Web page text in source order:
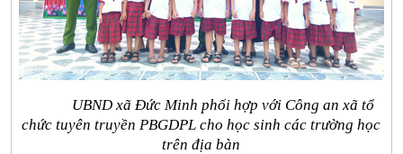
UBND xã Đức Minh phối hợp với Công an xã tổ
chức tuyên truyền PBGDPL cho học sinh các trường học
trên địa bàn